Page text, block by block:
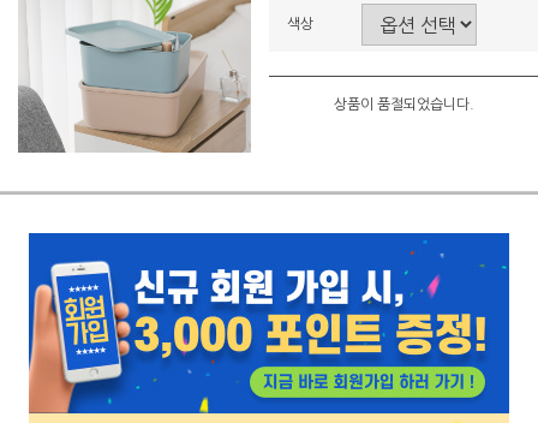
색상
상품이 품절되었습니다.